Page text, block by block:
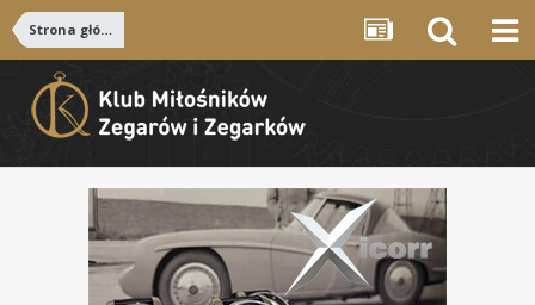
Strona główna